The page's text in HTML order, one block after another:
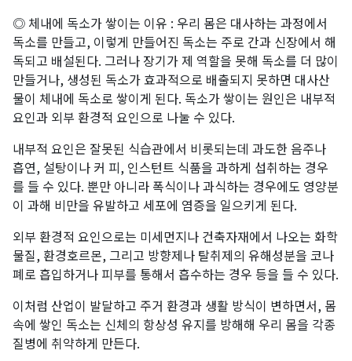
◎ 체내에 독소가 쌓이는 이유 : 우리 몸은 대사하는 과정에서
독소를 만들고, 이렇게 만들어진 독소는 주로 간과 신장에서 해
독되고 배설된다. 그러나 장기가 제 역할을 못해 독소를 더 많이
만들거나, 생성된 독소가 효과적으로 배출되지 못하면 대사산
물이 체내에 독소로 쌓이게 된다. 독소가 쌓이는 원인은 내부적
요인과 외부 환경적 요인으로 나눌 수 있다.
내부적 요인은 잘못된 식습관에서 비롯되는데 과도한 음주나
흡연, 설탕이나 커 피, 인스턴트 식품을 과하게 섭취하는 경우
를 들 수 있다. 뿐만 아니라 폭식이나 과식하는 경우에도 영양분
이 과해 비만을 유발하고 세포에 염증을 일으키게 된다.
외부 환경적 요인으로는 미세먼지나 건축자재에서 나오는 화학
물질, 환경호르몬, 그리고 방향제나 탈취제의 유해성분을 코나
폐로 흡입하거나 피부를 통해서 흡수하는 경우 등을 들 수 있다.
이처럼 산업이 발달하고 주거 환경과 생활 방식이 변하면서, 몸
속에 쌓인 독소는 신체의 항상성 유지를 방해해 우리 몸을 각종
질병에 취약하게 만든다.